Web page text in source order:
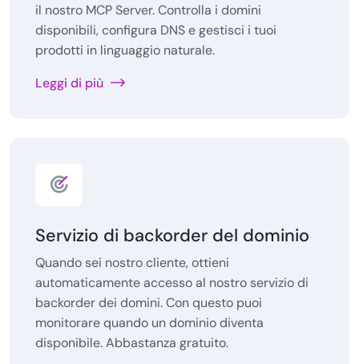
il nostro MCP Server. Controlla i domini
disponibili, configura DNS e gestisci i tuoi
prodotti in linguaggio naturale.
Leggi di più
Servizio di backorder del dominio
Quando sei nostro cliente, ottieni
automaticamente accesso al nostro servizio di
backorder dei domini. Con questo puoi
monitorare quando un dominio diventa
disponibile. Abbastanza gratuito.